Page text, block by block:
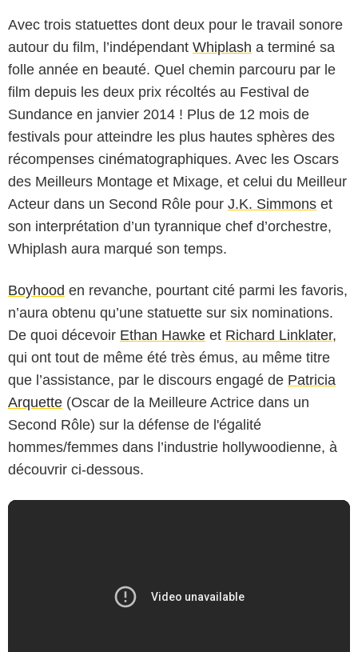
Avec trois statuettes dont deux pour le travail sonore
autour du film, l’indépendant Whiplash a terminé sa
folle année en beauté. Quel chemin parcouru par le
film depuis les deux prix récoltés au Festival de
Sundance en janvier 2014 ! Plus de 12 mois de
festivals pour atteindre les plus hautes sphères des
récompenses cinématographiques. Avec les Oscars
des Meilleurs Montage et Mixage, et celui du Meilleur
Acteur dans un Second Rôle pour J.K. Simmons et
son interprétation d’un tyrannique chef d’orchestre,
Whiplash aura marqué son temps.
Boyhood en revanche, pourtant cité parmi les favoris,
n’aura obtenu qu’une statuette sur six nominations.
De quoi décevoir Ethan Hawke et Richard Linklater,
qui ont tout de même été très émus, au même titre
que l’assistance, par le discours engagé de Patricia
Arquette (Oscar de la Meilleure Actrice dans un
Second Rôle) sur la défense de l'égalité
hommes/femmes dans l’industrie hollywoodienne, à
découvrir ci-dessous.